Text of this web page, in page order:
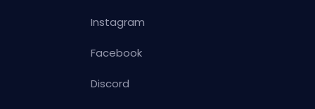
Instagram
Facebook
Discord